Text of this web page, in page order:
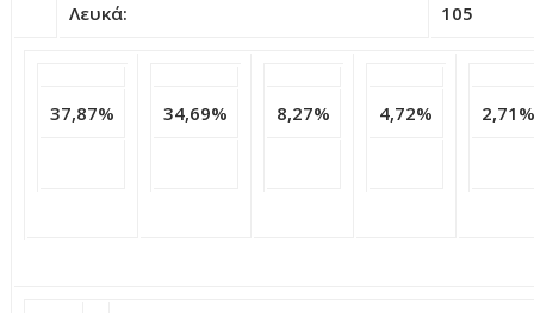
Λευκά: 105
37,87% 34,69% 8,27% 4,72%